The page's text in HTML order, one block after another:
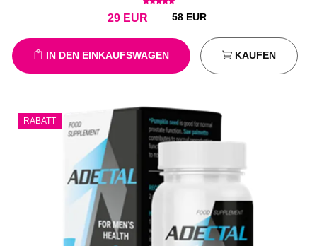
EUR
29 58 EUR
IN DEN EINKAUFSWAGEN KAUFEN
RABATT